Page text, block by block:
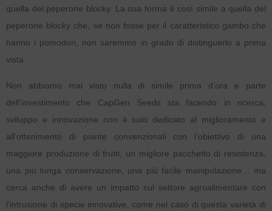
quella del peperone blocky. La sua forma è così simile a quella del
peperone blocky che, se non fosse per il caratteristico gambo che
hanno i pomodori, non saremmo in grado di distinguerlo a prima
vista.
Non abbiamo mai visto nulla di simile prima d’ora e parte
dell’investimento che CapGen Seeds sta facendo in ricerca,
sviluppo e innovazione non è solo dedicato al miglioramento e
all’ottenimento di piante convenzionali con l’obiettivo di una
maggiore produzione di frutti, un migliore pacchetto di resistenza,
una più lunga conservazione, una più facile manipolazione… ma
cerca anche di avere un impatto sul settore agroalimentare con
l’intrusione di specie innovative, come nel caso di questa varietà di